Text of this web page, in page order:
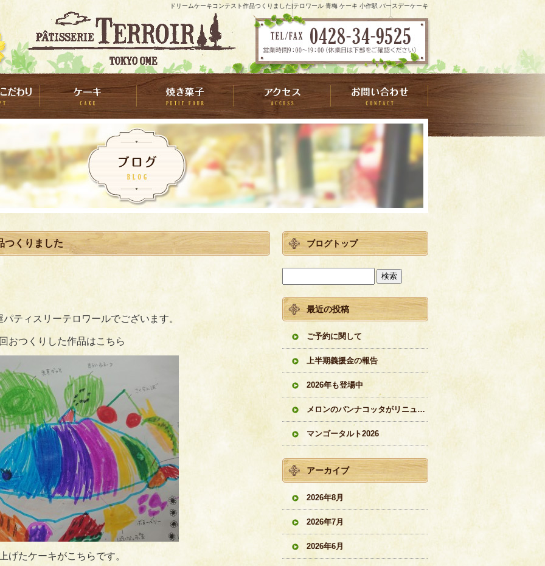
ドリームケーキコンテスト作品つくりました|テロワール 青梅 ケーキ 小作駅 バースデーケーキ
つくりました
ティスリーテロワールでございます。
おつくりした作品はこちら
げたケーキがこちらです。
ブログトップ
最近の投稿
ご予約に関して
上半期義援金の報告
2026年も登場中
メロンのパンナコッタがリニューアル
マンゴータルト2026
アーカイブ
2026年8月
2026年7月
2026年6月